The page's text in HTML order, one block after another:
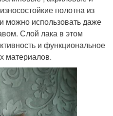
полотна из
можно использовать даже
Слой лака в этом
и функциональное
материалов.